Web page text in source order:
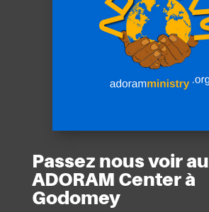
Passez nous voir au
ADORAM Center à
Godomey